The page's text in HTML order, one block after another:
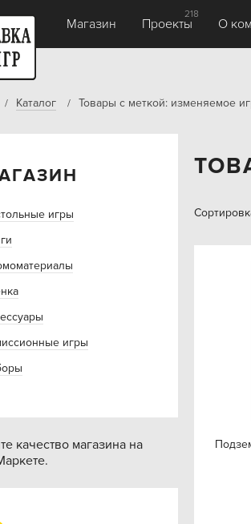
Магазин Проекты
218
О
Каталог Товары с меткой: изменяемое
игры
игры